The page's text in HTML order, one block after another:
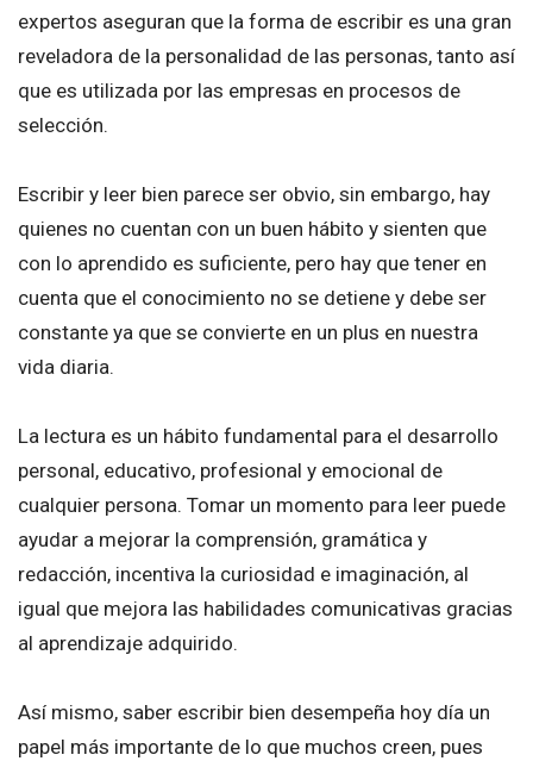
expertos aseguran que la forma de escribir es una gran
reveladora de la personalidad de las personas, tanto así
que es utilizada por las empresas en procesos de
selección.
Escribir y leer bien parece ser obvio, sin embargo, hay
quienes no cuentan con un buen hábito y sienten que
con lo aprendido es suficiente, pero hay que tener en
cuenta que el conocimiento no se detiene y debe ser
constante ya que se convierte en un plus en nuestra
vida diaria.
La lectura es un hábito fundamental para el desarrollo
personal, educativo, profesional y emocional de
cualquier persona. Tomar un momento para leer puede
ayudar a mejorar la comprensión, gramática y
redacción, incentiva la curiosidad e imaginación, al
igual que mejora las habilidades comunicativas gracias
al aprendizaje adquirido.
Así mismo, saber escribir bien desempeña hoy día un
papel más importante de lo que muchos creen, pues